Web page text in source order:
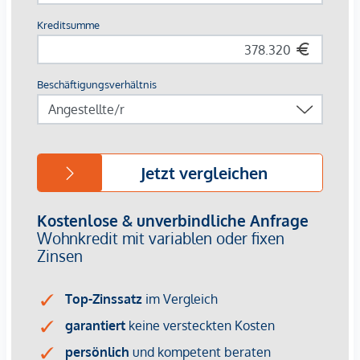
Wärmepumpe)
Kunststoff-Alu-Elemente mit 3-Scheiben
Isolierverglasung
bzw. Raffstores
Parkett Eiche Schiffboden
Verfliesung mit großformatigem Feinsteinzeug
Provisionsfrei für den Käufer!
Fertigstellung: voraussichtlich Winter 2026
dem zu vermittelnden Dritten ein familiäres oder
wirtschaftliches Naheverhältnis besteht.
Der Vermittler ist als Doppelmakler tätig.